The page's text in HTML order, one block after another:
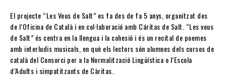
El projecte “Les Veus de Salt” es fa des de fa 5 anys, organitzat des
de l’Oficina de Català i en col·laboració amb Cáritas de Salt. “Les veus
de Salt” és centra en la llengua i la cohesió i és un recital de poemes
amb interludis musicals, en què els lectors són alumnes dels cursos de
català del Consorci per a la Normalització Lingüística o l’Escola
d’Adults i simpatitzants de Càritas.